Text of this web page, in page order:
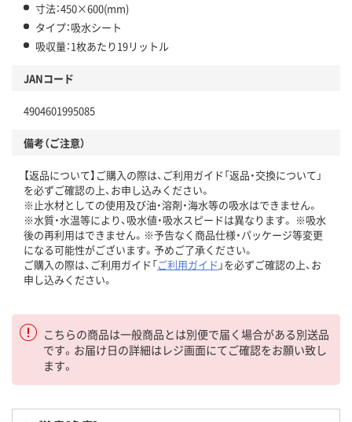
寸法：450×600(mm)
タイプ：吸水シート
吸収量：1枚あたり19リットル
JANコード
4904601995085
備考（ご注意）
【返品について】ご購入の際は、ご利用ガイド「返品・交換について」
を必ずご確認の上、お申し込みください。
※止水材としての使用及び油・溶剤・海水等の吸水はできません。
※水質・水温等により、吸水値・吸水スピードは異なります。 ※吸水
後の再利用はできません。※予告なく商品仕様・パッケージ等変更
になる可能性がございます。予めご了承ください。
ご購入の際は、ご利用ガイド「ご利用ガイド 」を必ずご確認の上、お
申し込みください。
こちらの商品は一般商品とは別便で届く場合がある別送品
です。お届け日の詳細はレジ画面にてご確認をお願い致し
ます。